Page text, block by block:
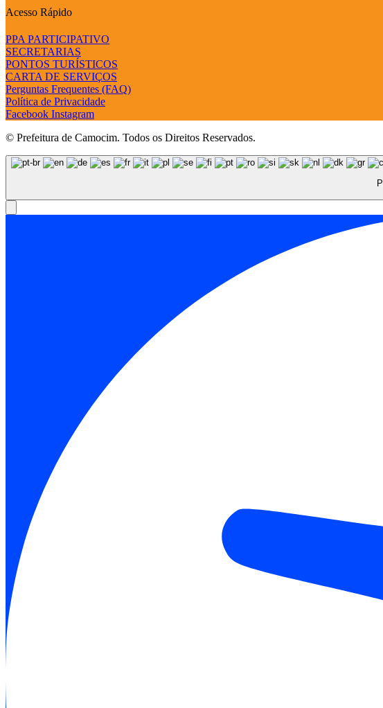
Acesso Rápido
PPA PARTICIPATIVO
SECRETARIAS
PONTOS TURÍSTICOS
CARTA DE SERVIÇOS
Perguntas Frequentes (FAQ)
Política de Privacidade
Facebook Instagram
© Prefeitura de Camocim. Todos os Direitos Reservados.